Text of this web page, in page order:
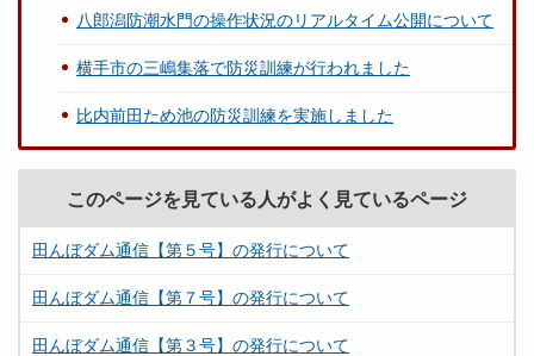
八郎潟防潮水門の操作状況のリアルタイム公開について
横手市の三嶋集落で防災訓練が行われました
比内前田ため池の防災訓練を実施しました
このページを見ている人がよく見ているページ
田んぼダム通信【第５号】の発行について
田んぼダム通信【第７号】の発行について
田んぼダム通信【第３号】の発行について